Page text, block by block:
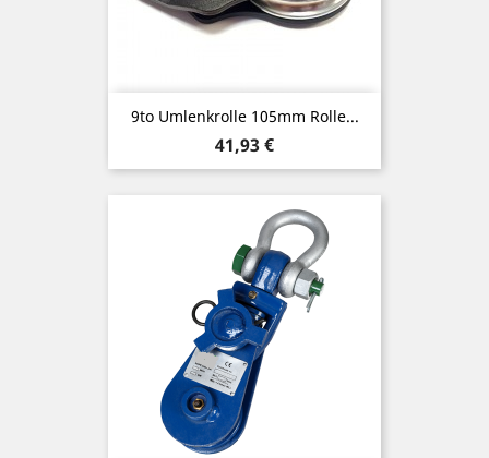
9to Umlenkrolle 105mm Rolle...
Preis
41,93 €